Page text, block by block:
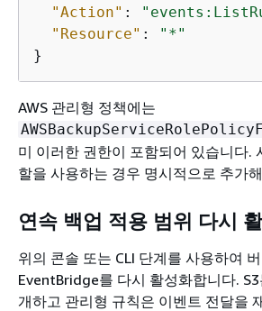
"Action" :
"Resource" :
"*"
}
AWS 관리형 정책에는
미 이러한 권한이 포함되어 있습니다.
할을 사용하는 경우 명시적으로 추가
연속 백업 적용 범위 다시
위의 콘솔 또는 CLI 단계를 사용하여
EventBridge를 다시 활성화합니다.
개하고 관리형 규칙은 이벤트 전달을